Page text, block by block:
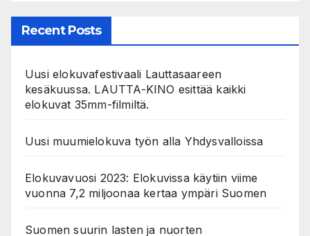
Recent Posts
Uusi elokuvafestivaali Lauttasaareen
kesäkuussa. LAUTTA-KINO esittää kaikki
elokuvat 35mm-filmiltä.
Uusi muumielokuva työn alla Yhdysvalloissa
Elokuvavuosi 2023: Elokuvissa käytiin viime
vuonna 7,2 miljoonaa kertaa ympäri Suomen
Suomen suurin lasten ja nuorten